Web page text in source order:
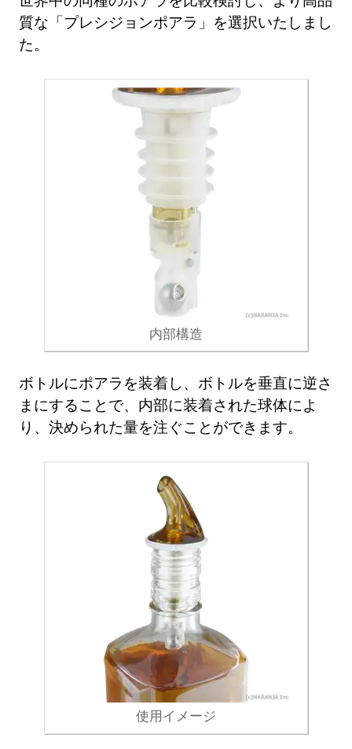
質な「プレシジョンポアラ」を選択いたしまし
た。
内部構造
ボトルにポアラを装着し、ボトルを垂直に逆さ
まにすることで、内部に装着された球体によ
り、決められた量を注ぐことができます。
使用イメージ